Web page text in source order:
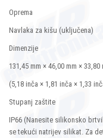
Oprema
Navlaka za kišu (uključena)
Dimenzije
131,45 mm × 46,00 mm × 33,80
(5,18 inča × 1,81 inča × 1,33
Stupanj zaštite
IP66 (Nanesite silikonsko
se tekući natrijev silikat. Za